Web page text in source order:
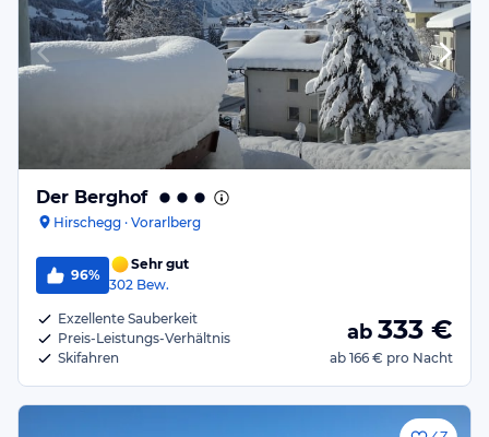
Der Berghof
Hirschegg · Vorarlberg
96%
Sehr gut
302 Bew.
Exzellente Sauberkeit
Preis-Leistungs-Verhältnis
Skifahren
ab 333 €
ab 166 € pro Nacht